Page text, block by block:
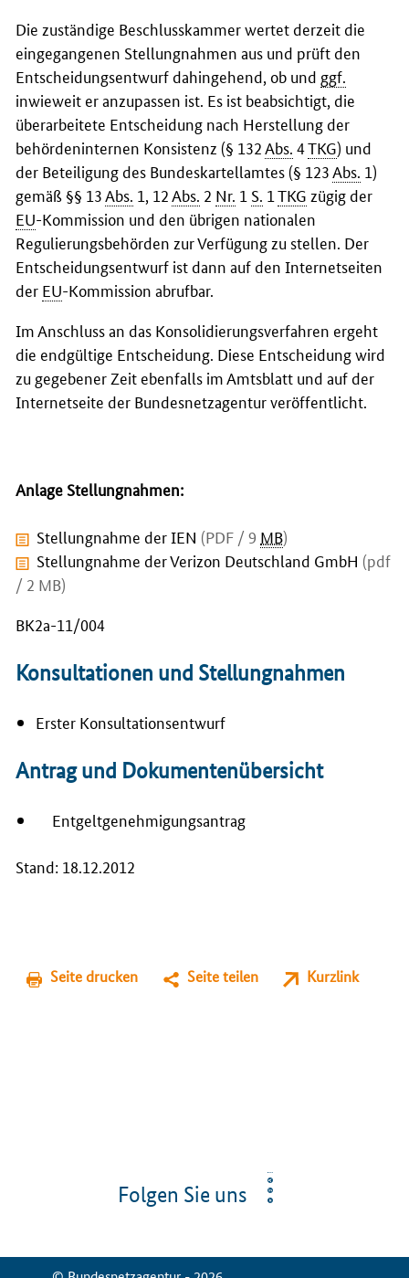
Die zuständige Beschlusskammer wertet derzeit die
eingegangenen Stellungnahmen aus und prüft den
Entscheidungsentwurf dahingehend, ob und ggf.
inwieweit er anzupassen ist. Es ist beabsichtigt, die
überarbeitete Entscheidung nach Herstellung der
behördeninternen Konsistenz (§ 132 Abs. 4TKG) und
der Beteiligung des Bundeskartellamtes (§ 123 Abs. 1)
gemäß §§ 13 Abs. 1, 12 Abs. 2 Nr. 1 S. 1 TKG zügig der
EU-Kommission und den übrigen nationalen
Regulierungsbehörden zur Verfügung zu stellen. Der
Entscheidungsentwurf ist dann auf den Internetseiten
der EU-Kommission abrufbar.
Im Anschluss an das Konsolidierungsverfahren ergeht
die endgültige Entscheidung. Diese Entscheidung wird
zu gegebener Zeit ebenfalls im Amtsblatt und auf der
Internetseite der Bundesnetzagentur veröffentlicht.
Anlage Stellungnahmen:
Stellungnahme der IEN (PDF / 9 MB)
Stellungnahme der Verizon Deutschland GmbH (pdf
/ 2 MB)
BK2a-11/004
Konsultationen und Stellungnahmen
Erster Konsultationsentwurf
Antrag und Dokumentenübersicht
Entgeltgenehmigungsantrag
Stand: 18.12.2012
Seite drucken Seite teilen Kurzlink
Folgen Sie uns